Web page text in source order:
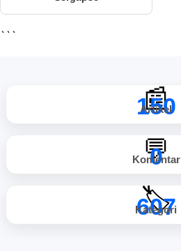
```
📰
150
Artikel
💬
0
Komentar
🏷️
607
Kategori